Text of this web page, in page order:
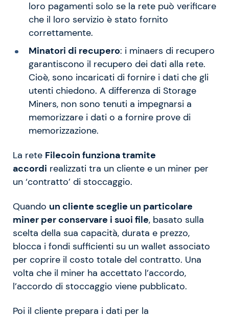
loro pagamenti solo se la rete può verificare
che il loro servizio è stato fornito
correttamente.
Minatori di recupero: i minaers di recupero
garantiscono il recupero dei dati alla rete.
Cioè, sono incaricati di fornire i dati che gli
utenti chiedono. A differenza di Storage
Miners, non sono tenuti a impegnarsi a
memorizzare i dati o a fornire prove di
memorizzazione.
La rete Filecoin funziona tramite
accordi realizzati tra un cliente e un miner per
un ‘contratto’ di stoccaggio.
Quando un cliente sceglie un particolare
miner per conservare i suoi file, basato sulla
scelta della sua capacità, durata e prezzo,
blocca i fondi sufficienti su un wallet associato
per coprire il costo totale del contratto. Una
volta che il miner ha accettato l’accordo,
l’accordo di stoccaggio viene pubblicato.
Poi il cliente prepara i dati per la